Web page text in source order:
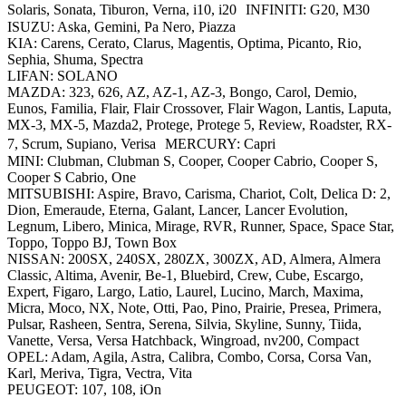
Solaris, Sonata, Tiburon, Verna, i10, i20 INFINITI: G20, M30
ISUZU: Aska, Gemini, Pa Nero, Piazza
KIA: Carens, Cerato, Clarus, Magentis, Optima, Picanto, Rio,
Sephia, Shuma, Spectra
LIFAN: SOLANO
MAZDA: 323, 626, AZ, AZ-1, AZ-3, Bongo, Carol, Demio,
Eunos, Familia, Flair, Flair Crossover, Flair Wagon, Lantis, Laputa,
MX-3, MX-5, Mazda2, Protege, Protege 5, Review, Roadster, RX-
7, Scrum, Supiano, Verisa MERCURY: Capri
MINI: Clubman, Clubman S, Cooper, Cooper Cabrio, Cooper S,
Cooper S Cabrio, One
MITSUBISHI: Aspire, Bravo, Carisma, Chariot, Colt, Delica D: 2,
Dion, Emeraude, Eterna, Galant, Lancer, Lancer Evolution,
Legnum, Libero, Minica, Mirage, RVR, Runner, Space, Space Star,
Toppo, Toppo BJ, Town Box
NISSAN: 200SX, 240SX, 280ZX, 300ZX, AD, Almera, Almera
Classic, Altima, Avenir, Be-1, Bluebird, Crew, Cube, Escargo,
Expert, Figaro, Largo, Latio, Laurel, Lucino, March, Maxima,
Micra, Moco, NX, Note, Otti, Pao, Pino, Prairie, Presea, Primera,
Pulsar, Rasheen, Sentra, Serena, Silvia, Skyline, Sunny, Tiida,
Vanette, Versa, Versa Hatchback, Wingroad, nv200, Compact
OPEL: Adam, Agila, Astra, Calibra, Combo, Corsa, Corsa Van,
Karl, Meriva, Tigra, Vectra, Vita
PEUGEOT: 107, 108, iOn